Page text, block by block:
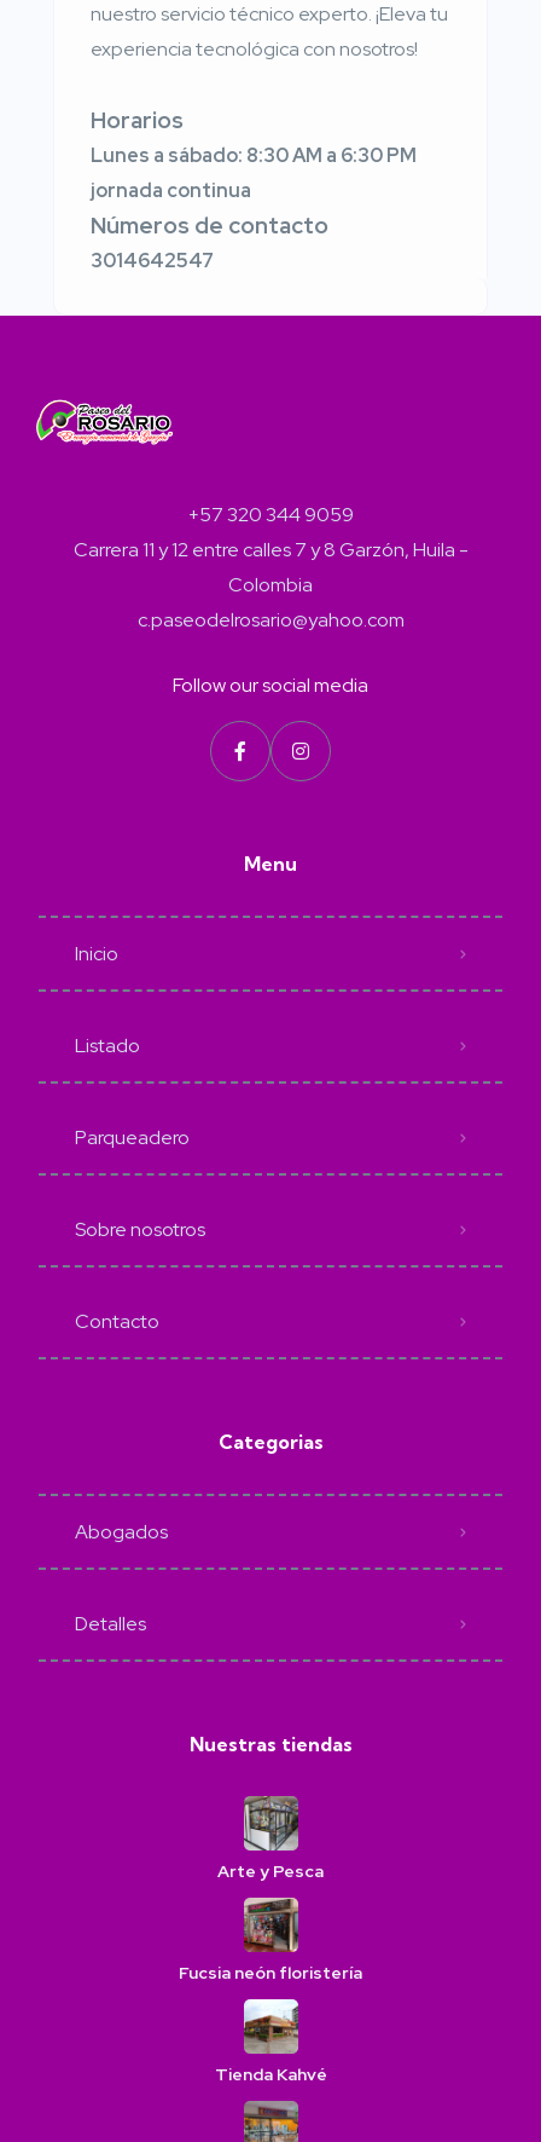
nuestro servicio técnico experto. ¡Eleva tu
experiencia tecnológica con nosotros!
Horarios
Lunes a sábado: 8:30 AM a 6:30 PM
jornada continua
Números de contacto
3014642547
+57 320 344 9059
Carrera 11 y 12 entre calles 7 y 8 Garzón, Huila -
Colombia
c.paseodelrosario@yahoo.com
Follow our social media
Menu
Inicio
Listado
Parqueadero
Sobre nosotros
Contacto
Categorias
Abogados
Detalles
Nuestras tiendas
Arte y Pesca
Fucsia neón floristería
Tienda Kahvé